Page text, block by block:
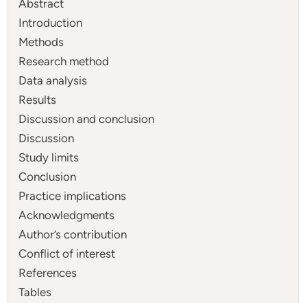
Abstract
Introduction
Methods
Research method
Data analysis
Results
Discussion and conclusion
Discussion
Study limits
Conclusion
Practice implications
Acknowledgments
Author’s contribution
Conflict of interest
References
Tables